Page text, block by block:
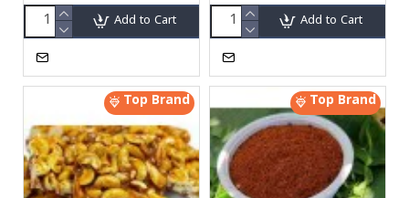
Add to Cart Add to Cart
Top Brand Top Brand